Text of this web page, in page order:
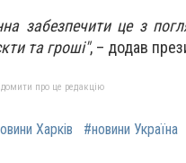
забезпечити це з
та гроші", – додав
про це редакцію
Харків #новини Україна